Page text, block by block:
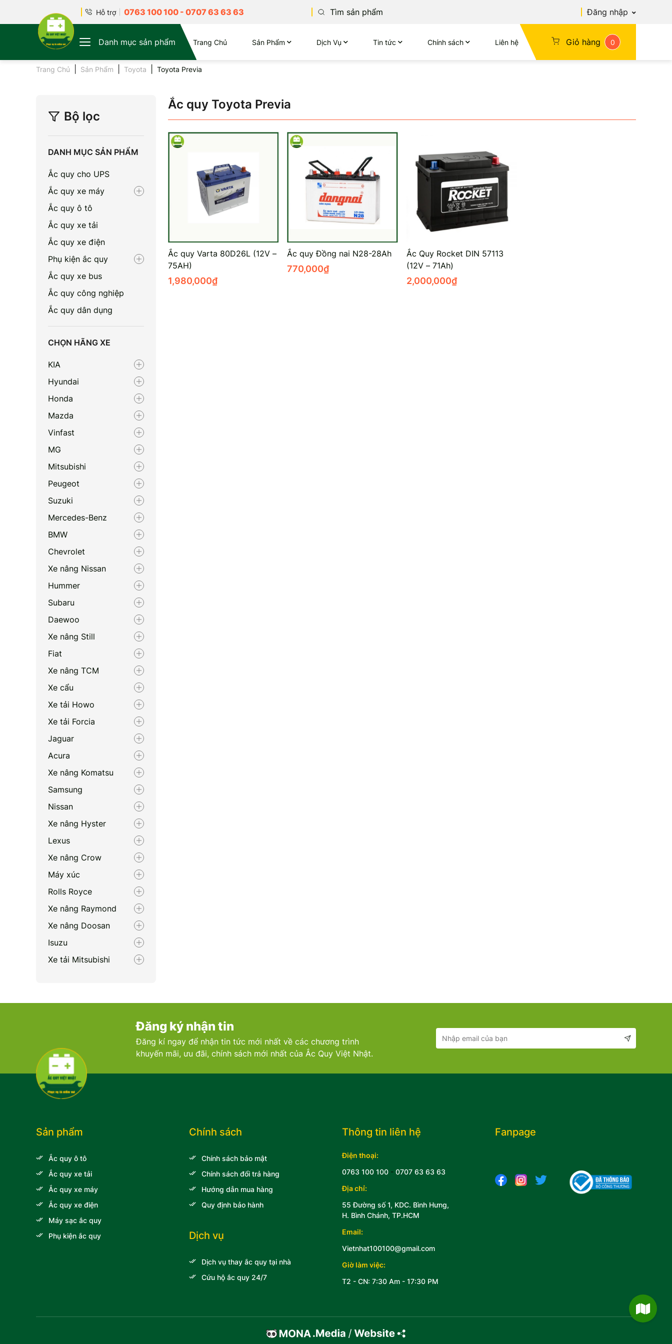
Hỗ trợ 0763 100 100 - 0707 63 63 63 Đăng nhập
Danh mục sản phẩm Trang Chủ Sản Phẩm Dịch Vụ Tin tức Chính sách Liên hệ Giỏ hàng 0
Trang Chủ Sản Phẩm Toyota Toyota Previa
Bộ lọc
DANH MỤC SẢN PHẨM
Ắc quy cho UPS
Ắc quy xe máy
Ắc quy ô tô
Ắc quy xe tải
Ắc quy xe điện
Phụ kiện ắc quy
Ắc quy xe bus
Ắc quy công nghiệp
Ắc quy dân dụng
CHỌN HÃNG XE
KIA
Hyundai
Honda
Mazda
Vinfast
MG
Mitsubishi
Peugeot
Suzuki
Mercedes-Benz
BMW
Chevrolet
Xe nâng Nissan
Hummer
Subaru
Daewoo
Xe nâng Still
Fiat
Xe nâng TCM
Xe cẩu
Xe tải Howo
Xe tải Forcia
Jaguar
Acura
Xe nâng Komatsu
Samsung
Nissan
Xe nâng Hyster
Lexus
Xe nâng Crow
Máy xúc
Rolls Royce
Xe nâng Raymond
Xe nâng Doosan
Isuzu
Xe tải Mitsubishi
Zotye
Volvo
Maserati
Lincoln
Xe khách Hyundai
Audi
Xe khách Transinco
Xe tải Veam
Xe nâng Toyota
Ắc quy Toyota Previa
Ắc quy Varta 80D26L (12V –
75AH)
1,980,000₫
Ắc quy Đồng nai N28-28Ah
770,000₫
Ắc Quy Rocket DIN 57113
(12V – 71Ah)
2,000,000₫
Đăng ký nhận tin
Đăng kí ngay để nhận tin tức mới nhất về các chương trình
khuyến mãi, ưu đãi, chính sách mới nhất của Ắc Quy Việt Nhật.
Thông tin liên hệ
Điện thoại:
0763 100 100 - 0707 63 63 63
Địa chỉ:
55 Đường số 1, KDC. Bình Hưng,
H. Bình Chánh, TP.HCM
Email:
Vietnhat100100@gmail.com
Giờ làm việc:
T2 - CN: 7:30 Am - 17:30 PM
Sản phẩm
Ắc quy ô tô
Ắc quy xe tải
Ắc quy xe máy
Ắc quy xe điện
Máy sạc ắc quy
Phụ kiện ắc quy
Chính sách
Chính sách bảo mật
Chính sách đổi trả hàng
Hướng dẫn mua hàng
Quy định bảo hành
Dịch vụ
Dịch vụ thay ắc quy tại nhà
Cứu hộ ắc quy 24/7
Fanpage